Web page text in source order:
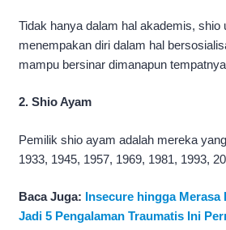
Tidak hanya dalam hal akademis, shio
menempakan diri dalam hal
mampu bersinar dimanapun
2. Shio Ayam
Pemilik shio ayam adalah mereka
1933, 1945, 1957, 1969, 1981, 1993,
Baca Juga: Insecure hingga Merasa
Jadi 5 Pengalaman Traumatis Ini